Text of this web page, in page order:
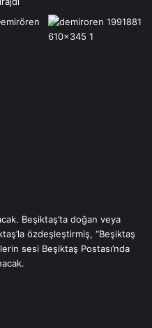
Beşiktaş’ta doğan veya
özdeşleştirmiş, “Beşiktaş
sesi Beşiktaş Postası’nda